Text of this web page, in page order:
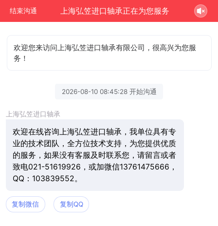
结束沟通 上海弘笠进口轴承正在为您服务
欢迎您来访问上海弘笠进口轴承有限公司，很高兴为您服
务！
2026-08-10 08:45:28 开始沟通
上海弘笠进口轴承
欢迎在线咨询上海弘笠进口轴承，我单位具有专
业的技术团队，全方位技术支持，为您提供优质
的服务，如果没有客服及时联系您，请留言或者
致电021-51619926，或加微信13761475666，
QQ：103839552。
复制微信 复制QQ